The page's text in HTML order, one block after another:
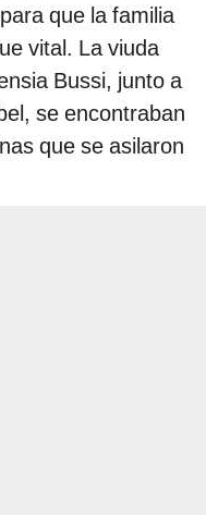
para que la familia
vital. La viuda
Bussi, junto a
se encontraban
que se asilaron